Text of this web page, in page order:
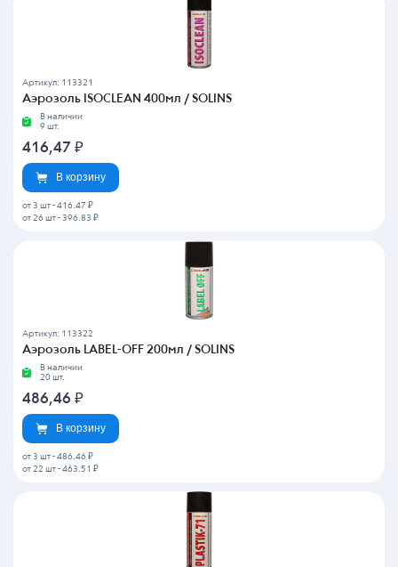
Артикул: 113321
Аэрозоль ISOCLEAN 400мл / SOLINS
В наличии
9 шт.
416,47 ₽
В корзину
от 3 шт - 416.47 ₽
от 26 шт - 396.83 ₽
Артикул: 113322
Аэрозоль LABEL-OFF 200мл / SOLINS
В наличии
20 шт.
486,46 ₽
В корзину
от 3 шт - 486.46 ₽
от 22 шт - 463.51 ₽